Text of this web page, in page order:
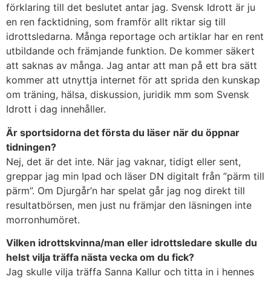
förklaring till det beslutet antar jag. Svensk Idrott är ju
en ren facktidning, som framför allt riktar sig till
idrottsledarna. Många reportage och artiklar har en rent
utbildande och främjande funktion. De kommer säkert
att saknas av många. Jag antar att man på ett bra sätt
kommer att utnyttja internet för att sprida den kunskap
om träning, hälsa, diskussion, juridik mm som Svensk
Idrott i dag innehåller.
Är sportsidorna det första du läser när du öppnar
tidningen?
Nej, det är det inte. När jag vaknar, tidigt eller sent,
greppar jag min Ipad och läser DN digitalt från ”pärm till
pärm”. Om Djurgår’n har spelat går jag nog direkt till
resultatbörsen, men just nu främjar den läsningen inte
morronhumöret.
Vilken idrottskvinna/man eller idrottsledare skulle du
helst vilja träffa nästa vecka om du fick?
Jag skulle vilja träffa Sanna Kallur och titta in i hennes